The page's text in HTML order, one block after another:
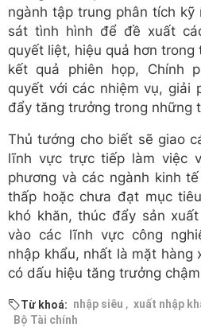
ngành tập trung phân tích kỹ
sát tình hình để đề xuất
quyết liệt, hiệu quả hơn trong
kết quả phiên họp, Chính
quyết với các nhiệm vụ, giải
đẩy tăng trưởng trong những
Thủ tướng cho biết sẽ giao
lĩnh vực trực tiếp làm việc
phương và các ngành kinh
thấp hoặc chưa đạt mục
khó khăn, thúc đẩy sản
vào các lĩnh vực công
nhập khẩu, nhất là mặt hàng
có dấu hiệu tăng trưởng
Từ khoá: nhập siêu , xuất nhập
Bộ Tài chính